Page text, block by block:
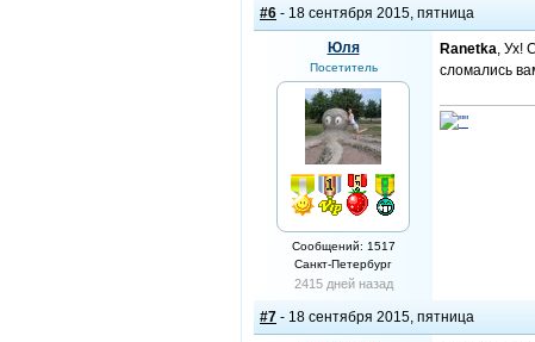
#6 - 18 сентября 2015, пятница
Юля
Посетитель
Сообщений: 1517
Санкт-Петербург
2415 дней назад
Ranetka, Ух!
сломались
#7 - 18 сентября 2015, пятница